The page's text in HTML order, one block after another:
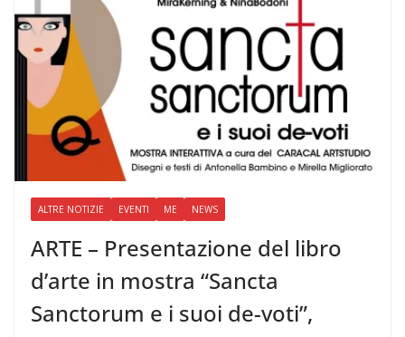
ALTRE NOTIZIE EVENTI ME NEWS
ARTE – Presentazione del libro
d’arte in mostra “Sancta
Sanctorum e i suoi de-voti”,